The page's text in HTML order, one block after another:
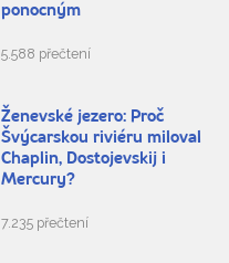
ponocným
5.588 přečtení
Ženevské jezero: Proč
Švýcarskou riviéru miloval
Chaplin, Dostojevskij i
Mercury?
7.235 přečtení